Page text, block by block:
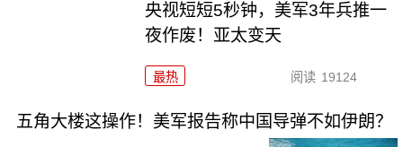
央视短短5秒钟，美军3年兵推一
夜作废！亚太变天
最热 阅读 19124
五角大楼这操作！美军报告称中国导弹不如伊朗？